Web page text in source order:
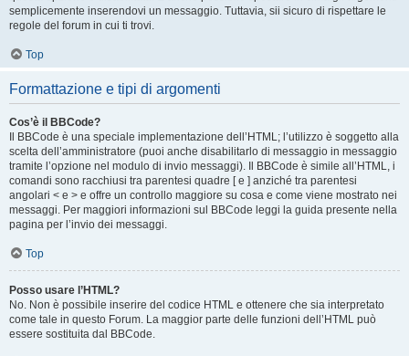
semplicemente inserendovi un messaggio. Tuttavia, sii sicuro di rispettare le
regole del forum in cui ti trovi.
Top
Formattazione e tipi di argomenti
Cos’è il BBCode?
Il BBCode è una speciale implementazione dell’HTML; l’utilizzo è soggetto alla
scelta dell’amministratore (puoi anche disabilitarlo di messaggio in messaggio
tramite l’opzione nel modulo di invio messaggi). Il BBCode è simile all’HTML, i
comandi sono racchiusi tra parentesi quadre [ e ] anziché tra parentesi
angolari < e > e offre un controllo maggiore su cosa e come viene mostrato nei
messaggi. Per maggiori informazioni sul BBCode leggi la guida presente nella
pagina per l’invio dei messaggi.
Top
Posso usare l’HTML?
No. Non è possibile inserire del codice HTML e ottenere che sia interpretato
come tale in questo Forum. La maggior parte delle funzioni dell’HTML può
essere sostituita dal BBCode.